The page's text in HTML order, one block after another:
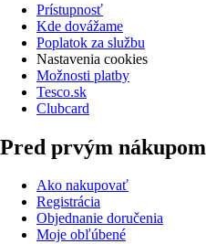
Prístupnosť
Kde dovážame
Poplatok za službu
Nastavenia cookies
Možnosti platby
Tesco.sk
Clubcard
Pred prvým nákupom
Ako nakupovať
Registrácia
Objednanie doručenia
Moje obľúbené